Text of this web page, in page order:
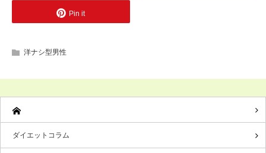
Pin it
洋ナシ型男性
ダイエットコラム